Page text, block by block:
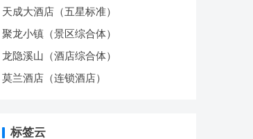
天成大酒店（五星标准）
聚龙小镇（景区综合体）
龙隐溪山（酒店综合体）
莫兰酒店（连锁酒店）
标签云